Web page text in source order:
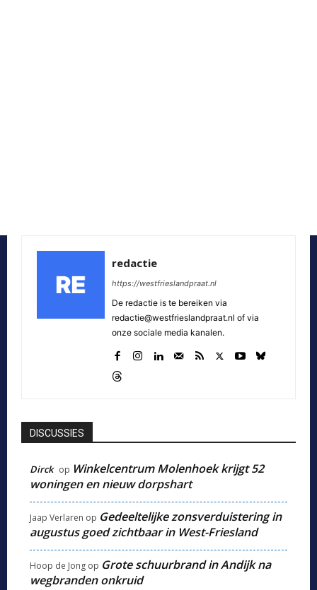
redactie
https://westfrieslandpraat.nl
De redactie is te bereiken via
redactie@westfrieslandpraat.nl of via
onze sociale media kanalen.
DISCUSSIES
Dirck op Winkelcentrum Molenhoek krijgt 52
woningen en nieuw dorpshart
Jaap Verlaren op Gedeeltelijke zonsverduistering in
augustus goed zichtbaar in West-Friesland
Hoop de Jong op Grote schuurbrand in Andijk na
wegbranden onkruid